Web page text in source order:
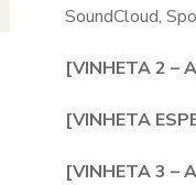
SoundCloud,
[VINHETA 2 –
[VINHETA
[VINHETA 3 –